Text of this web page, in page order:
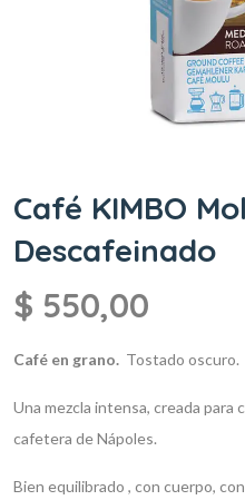
Café KIMBO
Descafeinado
$ 550,00
Café en grano. Tostado oscuro.
Una mezcla intensa, creada para
cafetera de Nápoles.
Bien equilibrado , con cuerpo,